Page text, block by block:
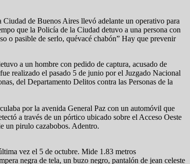
de Buenos Aires llevó adelante un operativo para
que la Policía de la Ciudad detuvo a una persona con
o pasible de serlo, quévacé chabón” Hay que prevenir
a un hombre con pedido de captura, acusado de
realizado el pasado 5 de junio por el Juzgado Nacional
del Departamento Delitos contra las Personas de la
por la avenida General Paz con un automóvil que
a través de un pórtico ubicado sobre el Acceso Oeste
un pirulo cazabobos. Adentro.
vez el 5 de octubre. Mide 1.83 metros
negra de tela, un buzo negro, pantalón de jean celeste